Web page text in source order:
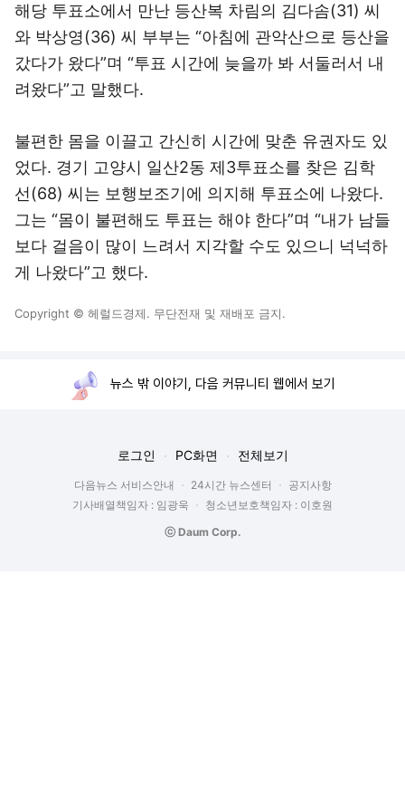
해당 투표소에서 만난 등산복 차림의 김다솜(31) 씨
와 박상영(36) 씨 부부는 “아침에 관악산으로 등산을
갔다가 왔다”며 “투표 시간에 늦을까 봐 서둘러서 내
려왔다”고 말했다.
불편한 몸을 이끌고 간신히 시간에 맞춘 유권자도 있
었다. 경기 고양시 일산2동 제3투표소를 찾은 김학
선(68) 씨는 보행보조기에 의지해 투표소에 나왔다.
그는 “몸이 불편해도 투표는 해야 한다”며 “내가 남들
보다 걸음이 많이 느려서 지각할 수도 있으니 넉넉하
게 나왔다”고 했다.
Copyright © 헤럴드경제. 무단전재 및 재배포 금지.
뉴스 밖 이야기, 다음 커뮤니티 웹에서 보기
로그인 PC화면 전체보기
다음뉴스 서비스안내 24시간 뉴스센터
공지사항
기사배열책임자 : 임광욱
청소년보호책임자 : 이호원
ⓒ Daum Corp.